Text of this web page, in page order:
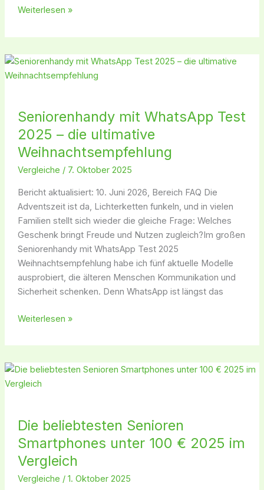
Weiterlesen »
Seniorenhandy mit WhatsApp Test
2025 – die ultimative
Weihnachtsempfehlung
Vergleiche / 7. Oktober 2025
Bericht aktualisiert: 10. Juni 2026, Bereich FAQ Die
Adventszeit ist da, Lichterketten funkeln, und in vielen
Familien stellt sich wieder die gleiche Frage: Welches
Geschenk bringt Freude und Nutzen zugleich?Im großen
Seniorenhandy mit WhatsApp Test 2025
Weihnachtsempfehlung habe ich fünf aktuelle Modelle
ausprobiert, die älteren Menschen Kommunikation und
Sicherheit schenken. Denn WhatsApp ist längst das
Seniorenhandy
mit
2025
–
die
ultimative
Weihnachtsempfehlung
Weiterlesen »
Die beliebtesten Senioren
Smartphones unter 100 € 2025 im
Vergleich
Vergleiche / 1. Oktober 2025
Die
beliebtesten
unter
100
€
2025
im